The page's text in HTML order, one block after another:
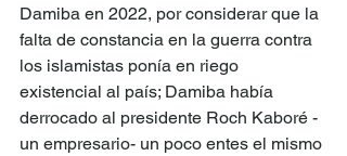
Damiba en 2022, por considerar que la
falta de constancia en la guerra contra
los islamistas ponía en riego
existencial al país; Damiba había
derrocado al presidente Roch Kaboré -
un empresario- un poco entes el mismo